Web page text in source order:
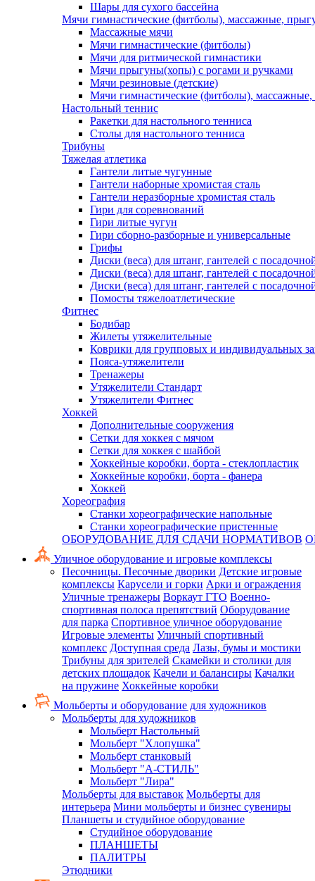
Шары для сухого бассейна
Мячи гимнастические (фитболы), массажные,
Массажные мячи
Мячи гимнастические (фитболы)
Мячи для ритмической гимнастики
Мячи прыгуны(хопы) с рогами и ручками
Мячи резиновые (детские)
Мячи гимнастические (фитболы),
Настольный теннис
Ракетки для настольного тенниса
Столы для настольного тенниса
Трибуны
Тяжелая атлетика
Гантели литые чугунные
Гантели наборные хромистая сталь
Гантели неразборные хромистая сталь
Гири для соревнований
Гири литые чугун
Гири сборно-разборные и универсальные
Грифы
Диски (веса) для штанг, гантелей с
Диски (веса) для штанг, гантелей с
Диски (веса) для штанг, гантелей с
Помосты тяжелоатлетические
Фитнес
Бодибар
Жилеты утяжелительные
Коврики для групповых и индивидуальных
Пояса-утяжелители
Тренажеры
Утяжелители Стандарт
Утяжелители Фитнес
Хоккей
Дополнительные сооружения
Сетки для хоккея с мячом
Сетки для хоккея с шайбой
Хоккейные коробки, борта - стеклопластик
Хоккейные коробки, борта - фанера
Хоккей
Хореография
Станки хореографические напольные
Станки хореографические пристенные
ОБОРУДОВАНИЕ ДЛЯ СДАЧИ НОРМАТИВОВ
Уличное оборудование и игровые комплексы
Песочницы. Песочные дворики Детские игровые
комплексы Карусели и горки Арки и ограждения
Уличные тренажеры Воркаут ГТО Военно-
спортивная полоса препятствий Оборудование
для парка Спортивное уличное оборудование
Игровые элементы Уличный спортивный
комплекс Доступная среда Лазы, бумы и мостики
Трибуны для зрителей Скамейки и столики для
детских площадок Качели и балансиры Качалки
на пружине Хоккейные коробки
Мольберты и оборудование для художников
Мольберты для художников
Мольберт Настольный
Мольберт "Хлопушка"
Мольберт станковый
Мольберт "А-СТИЛЬ"
Мольберт "Лира"
Мольберты для выставок Мольберты для
интерьера Мини мольберты и бизнес сувениры
Планшеты и студийное оборудование
Студийное оборудование
ПЛАНШЕТЫ
ПАЛИТРЫ
Этюдники